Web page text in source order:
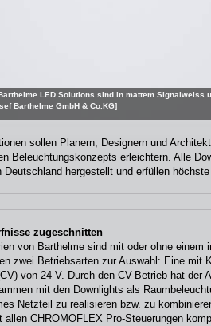
LED Solutions sind in mattem Signalweiss
Barthelme GmbH & Co.KG]
sollen Planern, Designern und
Beleuchtungskonzepts erleichtern. Alle
Deutschland hergestellt und erfüllen
zugeschnitten
von Barthelme sind mit oder ohne einem
zwei Betriebsarten zur Auswahl: Eine mit
von 24 V. Durch den CV-Betrieb hat der
mit den Downlights als
Netzteil zu realisieren bzw. zu
allen CHROMOFLEX Pro-Steuerungen